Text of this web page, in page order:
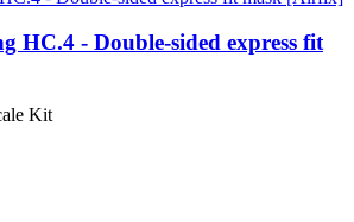
HC.4 - Double-sided express fit
Kit